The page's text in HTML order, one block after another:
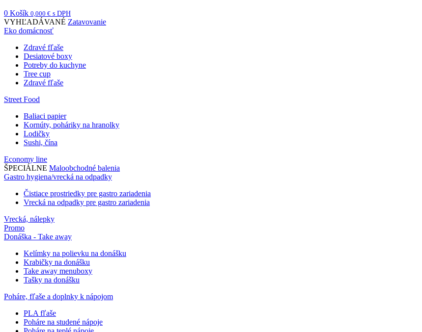
0 Košík 0,000 € s DPH
VYHĽADÁVANÉ Zatavovanie
Eko domácnosť
Zdravé fľaše
Desiatové boxy
Potreby do kuchyne
Tree cup
Zdravé fľaše
Street Food
Baliaci papier
Kornúty, poháriky na hranolky
Lodičky
Sushi, čína
Economy line
ŠPECIÁLNE Maloobchodné balenia
Gastro hygiena/vrecká na odpadky
Čistiace prostriedky pre gastro zariadenia
Vrecká na odpadky pre gastro zariadenia
Vrecká, nálepky
Promo
Donáška - Take away
Kelímky na polievku na donášku
Krabičky na donášku
Take away menuboxy
Tašky na donášku
Poháre, fľaše a doplnky k nápojom
PLA fľaše
Poháre na studené nápoje